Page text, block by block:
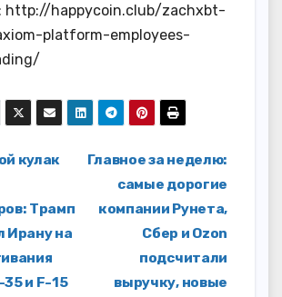
http://happycoin.club/zachxbt-
platform-employees-
Главное за неделю:
самые дорогие
компании Рунета,
Сбер и Ozon
подсчитали
выручку, новые
кулак
Трамп
Ирану на
и F-15